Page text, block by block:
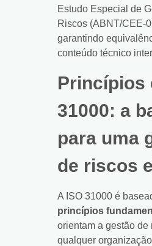
Estudo Especial de
Riscos (ABNT/CEE-
garantindo
conteúdo técnico
Princípios
31000: a
para uma
de riscos
A ISO 31000 é
princípios
orientam a gestão de
qualquer